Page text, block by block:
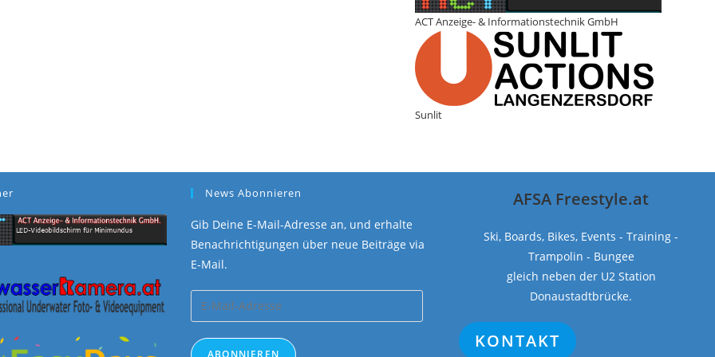
ACT Anzeige- & Informationstechnik GmbH
Sunlit
News Abonnieren
Gib Deine E-Mail-Adresse an, und erhalte
Benachrichtigungen über neue Beiträge via
E-Mail.
Mail-
Adresse
ABONNIEREN
AFSA Freestyle.at
Ski, Boards, Bikes, Events - Training -
Trampolin - Bungee
gleich neben der U2 Station
Donaustadtbrücke.
KONTAKT